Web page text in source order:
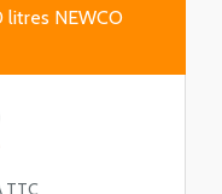
NEWCO
TTC